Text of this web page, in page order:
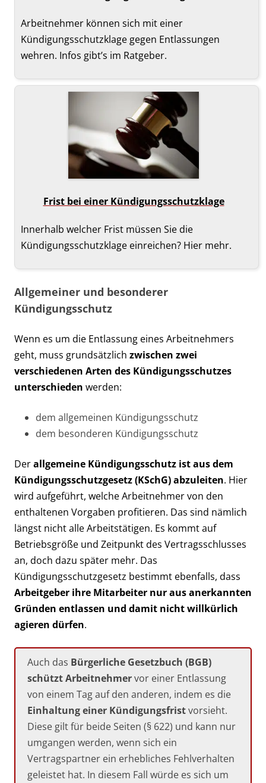
Arbeitnehmer können sich mit einer
Kündigungsschutz­klage gegen Entlassungen
wehren. Infos gibt’s im Ratgeber.
Frist bei einer Kündigungsschutzklage
Innerhalb welcher Frist müssen Sie die
Kündigungs­schutzklage einreichen? Hier mehr.
Allgemeiner und besonderer
Kündigungsschutz
Wenn es um die Entlassung eines Arbeitnehmers
geht, muss grundsätzlich zwischen zwei
verschiedenen Arten des Kündigungsschutzes
unterschieden werden:
dem allgemeinen Kündigungsschutz
dem besonderen Kündigungsschutz
Derallgemeine Kündigungsschutz ist aus dem
Kündigungsschutzgesetz (KSchG) abzuleiten. Hier
wird aufgeführt, welche Arbeitnehmer von den
enthaltenen Vorgaben profitieren. Das sind nämlich
längst nicht alle Arbeitstätigen. Es kommt auf
Betriebsgröße und Zeitpunkt des Vertragsschlusses
an, doch dazu später mehr. Das
Kündigungsschutzgesetz bestimmt ebenfalls, dass
Arbeitgeber ihre Mitarbeiter nur aus anerkannten
Gründen entlassen und damit nicht willkürlich
agieren dürfen.
Auch das Bürgerliche Gesetzbuch (BGB)
schützt Arbeitnehmervor einer Entlassung
von einem Tag auf den anderen, indem es die
Einhaltung einer Kündigungsfristvorsieht.
Diese gilt für beide Seiten (§ 622) und kann nur
umgangen werden, wenn sich ein
Vertragspartner ein erhebliches Fehlverhalten
geleistet hat. In diesem Fall würde es sich um